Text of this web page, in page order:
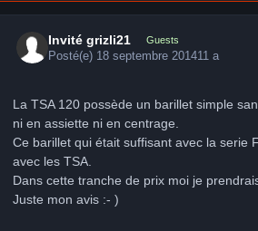
Invité grizli21 Guests
Posté(e) 18 septembre 201411 a
La TSA 120 possède un barillet simple
ni en assiette ni en centrage.
Ce barillet qui était suffisant avec la serie
avec les TSA.
Dans cette tranche de prix moi je
Juste mon avis :- )